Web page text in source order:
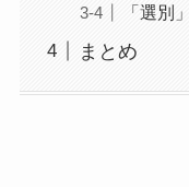
「選別
まとめ